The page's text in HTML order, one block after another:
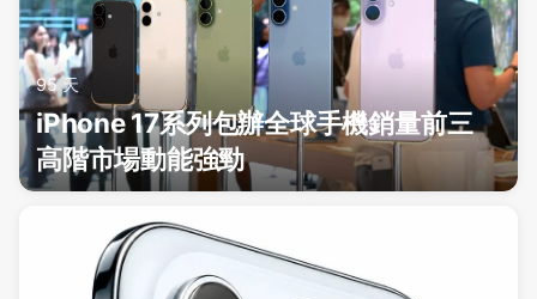
95 天
iPhone 17系列包辦全球手機銷量前三
高階市場動能強勁